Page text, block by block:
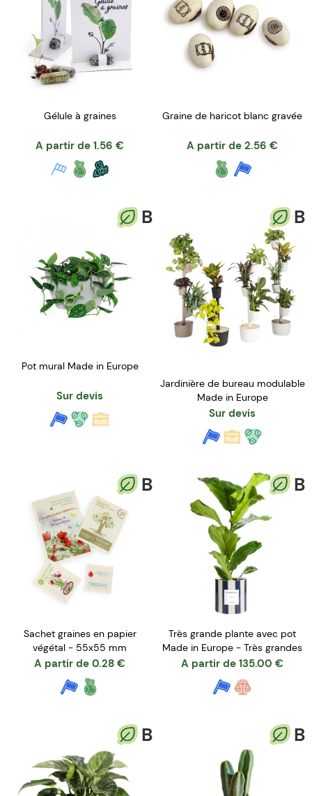
Gélule à graines
A partir de 1.56 €
Graine de haricot blanc gravée
A partir de 2.56 €
B
Pot mural Made in Europe
Sur devis
B
Jardinière de bureau modulable
Made in Europe
Sur devis
B
Sachet graines en papier
végétal - 55x55 mm
A partir de 0.28 €
B
Très grande plante avec pot
Made in Europe - Très grandes
A partir de 135.00 €
B B